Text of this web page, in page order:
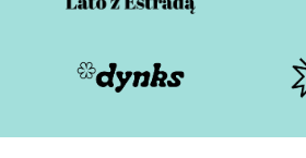
Otwiera stronę w nowej karcie
Otwiera stronę w nowej karcie